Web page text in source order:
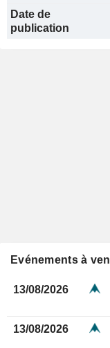
Date de
publication
Evénements à
13/08/2026
13/08/2026